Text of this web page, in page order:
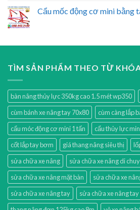
Cẩu mốc động cơ mini bằng
TÌM SẢN PHẨM THEO TỪ
bàn nâng thủy lực 350kg cao 1.5 mét wp350
cùm bánh xe nâng tay 70x80
cùm càng lắp
cẩu móc động cơ mini 1 tấn
cẩu thủy lực
cốt lắp tay bơm
giá thang nâng siêu thị
sửa chữa xe nâng
sửa chữa xe nâng di
sửa chữa xe nâng mặt bàn
sửa chữa xe
sửa chữa xe nâng tay
sửa chữa xe nâng tay